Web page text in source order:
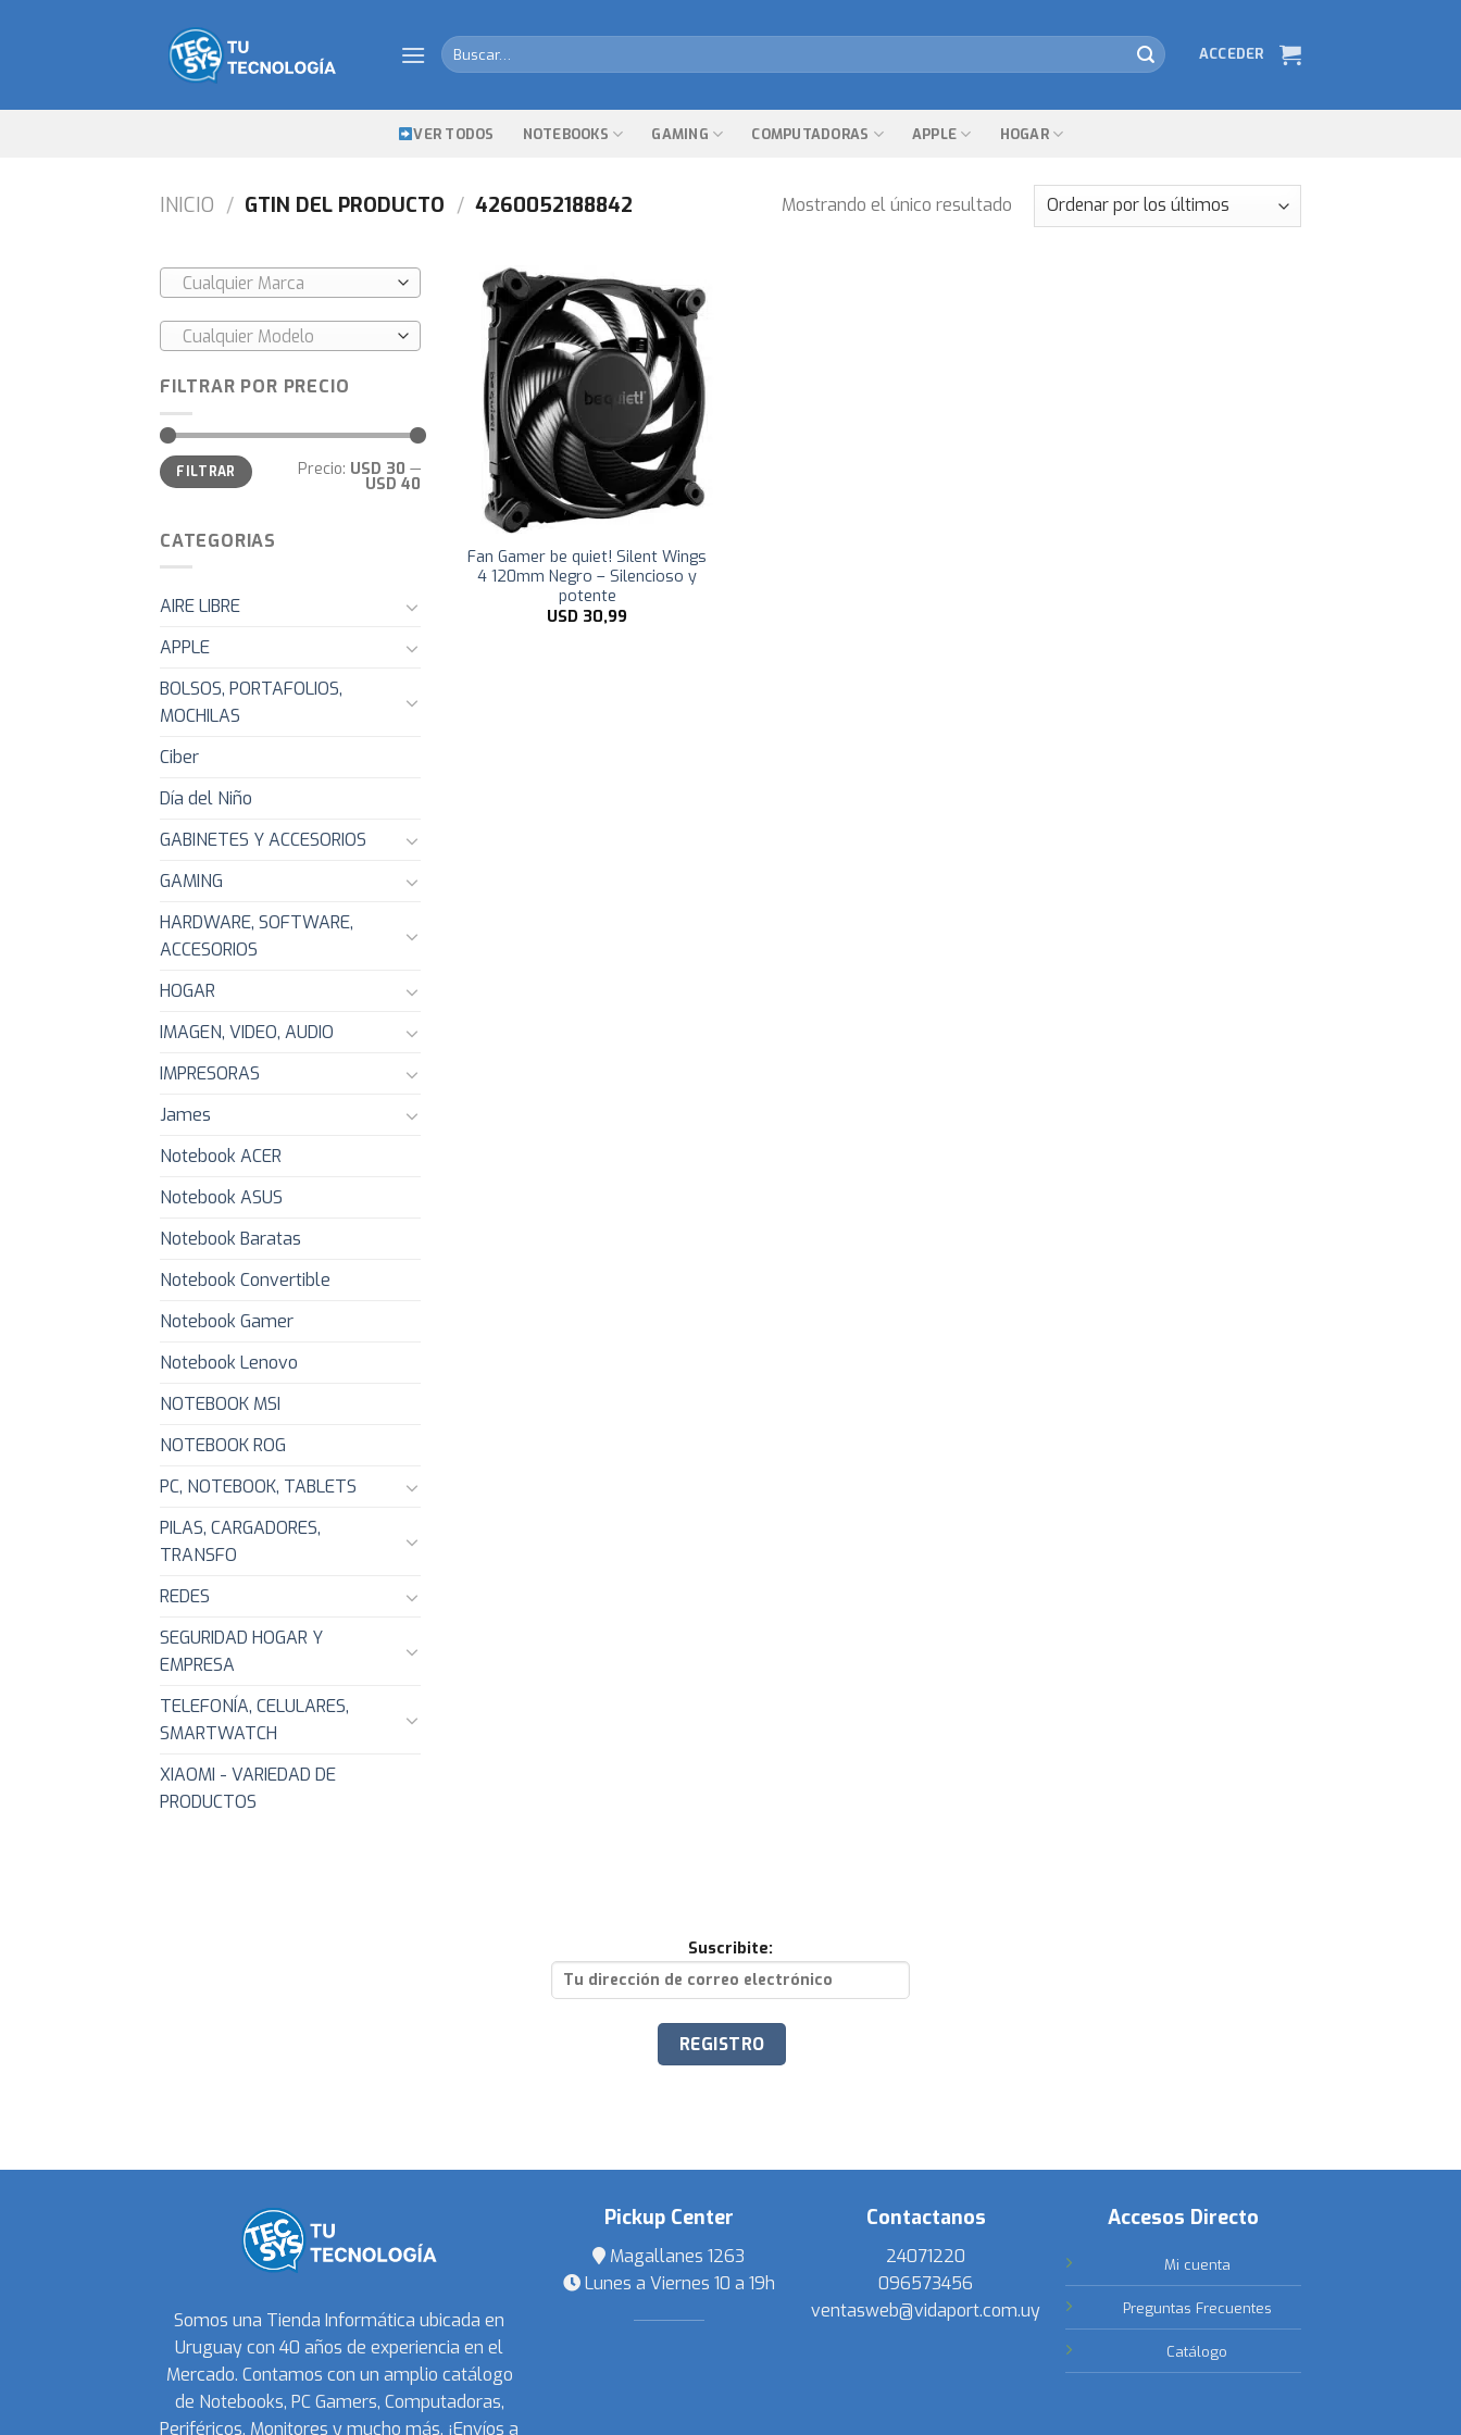
Buscar
por:
ACCEDER
VER TODOS NOTEBOOKS GAMING COMPUTADORAS APPLE HOGAR
INICIO / GTIN DEL PRODUCTO / 4260052188842 Mostrando el único resultado
Cualquier Marca
Cualquier Modelo
FILTRAR POR PRECIO
Precio
mínimo
Precio
máximo
FILTRAR Precio: USD 30 —
USD 40
CATEGORIAS
AIRE LIBRE
APPLE
BOLSOS, PORTAFOLIOS,
MOCHILAS
Ciber
Día del Niño
GABINETES Y ACCESORIOS
GAMING
HARDWARE, SOFTWARE,
ACCESORIOS
HOGAR
IMAGEN, VIDEO, AUDIO
IMPRESORAS
James
Notebook ACER
Notebook ASUS
Notebook Baratas
Notebook Convertible
Notebook Gamer
Notebook Lenovo
NOTEBOOK MSI
NOTEBOOK ROG
PC, NOTEBOOK, TABLETS
PILAS, CARGADORES,
TRANSFO
REDES
SEGURIDAD HOGAR Y
EMPRESA
TELEFONÍA, CELULARES,
SMARTWATCH
XIAOMI - VARIEDAD DE
PRODUCTOS
Fan Gamer be quiet! Silent Wings
4 120mm Negro – Silencioso y
potente
USD 30,99
Suscribite:
Somos una Tienda Informática ubicada en
Uruguay con 40 años de experiencia en el
Mercado. Contamos con un amplio catálogo
de Notebooks, PC Gamers, Computadoras,
Periféricos, Monitores y mucho más. ¡Envíos a
Pickup Center
Magallanes 1263
Lunes a Viernes 10 a 19h
Contactanos
24071220
096573456
ventasweb@vidaport.com.uy
Accesos Directo
Mi cuenta
Preguntas Frecuentes
Catálogo